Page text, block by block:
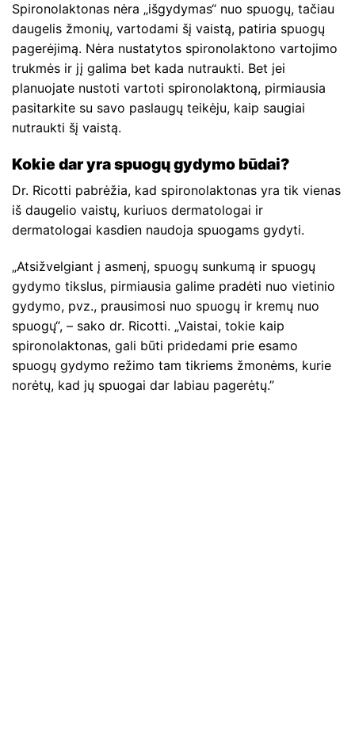
Spironolaktonas nėra „išgydymas“ nuo spuogų, tačiau
daugelis žmonių, vartodami šį vaistą, patiria spuogų
pagerėjimą. Nėra nustatytos spironolaktono vartojimo
trukmės ir jį galima bet kada nutraukti. Bet jei
planuojate nustoti vartoti spironolaktoną, pirmiausia
pasitarkite su savo paslaugų teikėju, kaip saugiai
nutraukti šį vaistą.
Kokie dar yra spuogų gydymo būdai?
Dr. Ricotti pabrėžia, kad spironolaktonas yra tik vienas
iš daugelio vaistų, kuriuos dermatologai ir
dermatologai kasdien naudoja spuogams gydyti.
„Atsižvelgiant į asmenį, spuogų sunkumą ir spuogų
gydymo tikslus, pirmiausia galime pradėti nuo vietinio
gydymo, pvz., prausimosi nuo spuogų ir kremų nuo
spuogų“, – sako dr. Ricotti. „Vaistai, tokie kaip
spironolaktonas, gali būti pridedami prie esamo
spuogų gydymo režimo tam tikriems žmonėms, kurie
norėtų, kad jų spuogai dar labiau pagerėtų.”